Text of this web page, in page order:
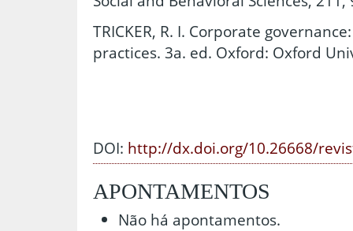
TRICKER, R. I. Corporate
practices. 3a. ed. Oxford: Oxford
DOI: http://dx.doi.org/10.26668/
APONTAMENTOS
Não há apontamentos.